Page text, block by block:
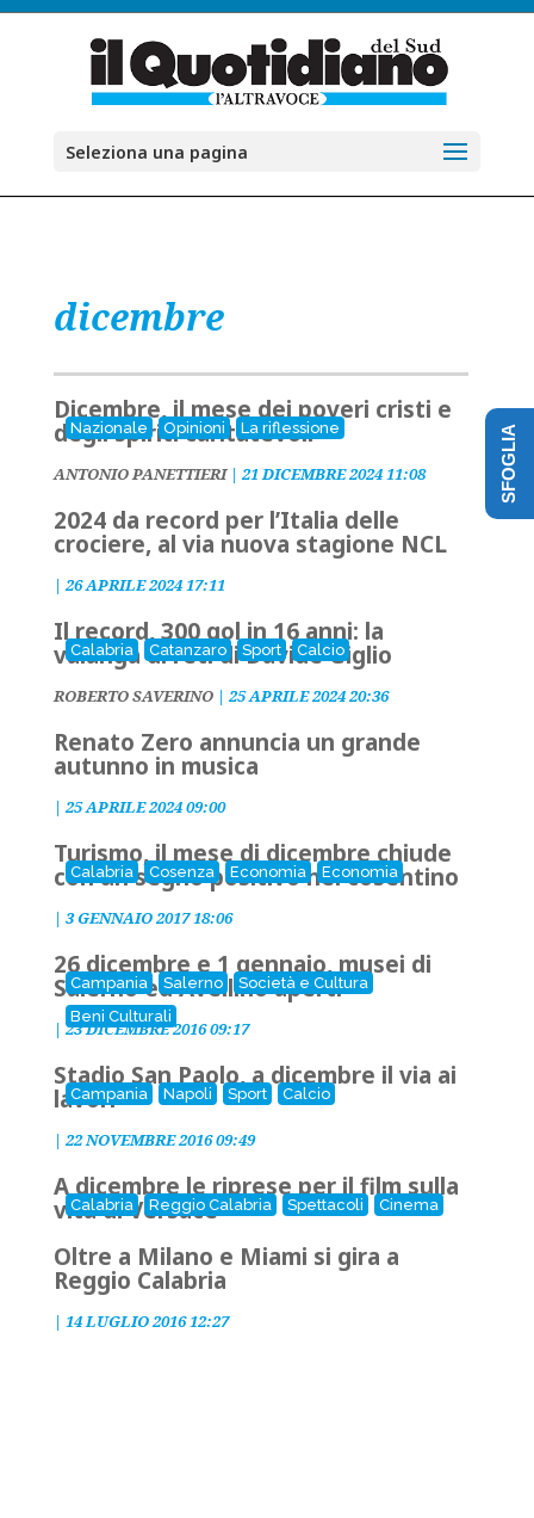
Seleziona una pagina
dicembre
Nazionale Opinioni La riflessione
Dicembre, il mese dei poveri cristi e
degli spiriti caritatevoli
ANTONIO PANETTIERI| 21 DICEMBRE 2024 11:08
2024 da record per l’Italia delle
crociere, al via nuova stagione NCL
| 26 APRILE 2024 17:11
Calabria Catanzaro Sport Calcio
Il record, 300 gol in 16 anni: la
valanga di reti di Davide Giglio
ROBERTO SAVERINO| 25 APRILE 2024 20:36
Renato Zero annuncia un grande
autunno in musica
| 25 APRILE 2024 09:00
Calabria Cosenza Economia Economia
Turismo, il mese di dicembre chiude
con un segno positivo nel cosentino
| 3 GENNAIO 2017 18:06
Campania Salerno
Società e Cultura
Beni Culturali
26 dicembre e 1 gennaio, musei di
Salerno ed Avellino aperti
| 23 DICEMBRE 2016 09:17
Campania Napoli Sport Calcio
Stadio San Paolo, a dicembre il via ai
lavori
| 22 NOVEMBRE 2016 09:49
Calabria Reggio Calabria Spettacoli Cinema
A dicembre le riprese per il film sulla
vita di Versace
Oltre a Milano e Miami si gira a
Reggio Calabria
| 14 LUGLIO 2016 12:27
SFOGLIA